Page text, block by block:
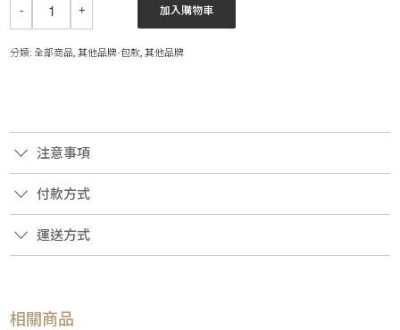
加入購物車
分類:全部商品 ,其他品牌-包款 ,其他品牌
注意事項
付款方式
運送方式
相關商品